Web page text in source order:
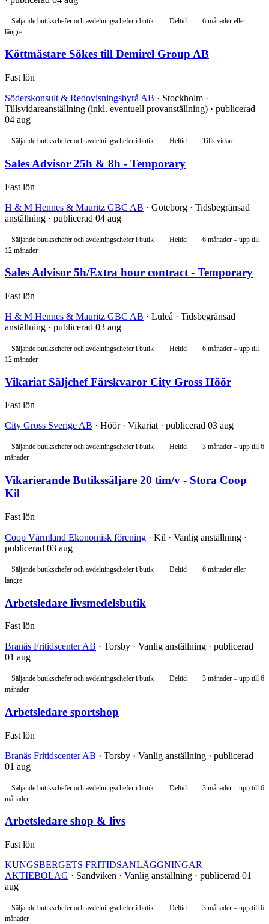
Säljande butikschefer och avdelningschefer i butik Deltid
6 månader eller
längre
Köttmästare Sökes till Demirel Group AB
Fast lön
Söderskonsult & Redovisningsbyrå AB · Stockholm ·
Tillsvidareanställning (inkl. eventuell provanställning) · publicerad
04 aug
Säljande butikschefer och avdelningschefer i butik Heltid Tills vidare
Sales Advisor 25h & 8h - Temporary
Fast lön
H & M Hennes & Mauritz GBC AB · Göteborg · Tidsbegränsad
anställning · publicerad 04 aug
Säljande butikschefer och avdelningschefer i butik Heltid
6 månader – upp till
12 månader
Sales Advisor 5h/Extra hour contract - Temporary
Fast lön
H & M Hennes & Mauritz GBC AB · Luleå · Tidsbegränsad
anställning · publicerad 03 aug
Säljande butikschefer och avdelningschefer i butik Heltid
6 månader – upp till
12 månader
Vikariat Säljchef Färskvaror City Gross Höör
Fast lön
City Gross Sverige AB · Höör · Vikariat · publicerad 03 aug
Säljande butikschefer och avdelningschefer i butik Heltid
3 månader – upp till 6
månader
Vikarierande Butikssäljare 20 tim/v - Stora Coop
Kil
Fast lön
Coop Värmland Ekonomisk förening · Kil · Vanlig anställning ·
publicerad 03 aug
Säljande butikschefer och avdelningschefer i butik Deltid
6 månader eller
längre
Arbetsledare livsmedelsbutik
Fast lön
Branäs Fritidscenter AB · Torsby · Vanlig anställning · publicerad
01 aug
Säljande butikschefer och avdelningschefer i butik Deltid
3 månader – upp till 6
månader
Arbetsledare sportshop
Fast lön
Branäs Fritidscenter AB · Torsby · Vanlig anställning · publicerad
01 aug
Säljande butikschefer och avdelningschefer i butik Deltid
3 månader – upp till 6
månader
Arbetsledare shop & livs
Fast lön
KUNGSBERGETS FRITIDSANLÄGGNINGAR
AKTIEBOLAG · Sandviken · Vanlig anställning · publicerad 01
aug
Säljande butikschefer och avdelningschefer i butik Deltid
3 månader – upp till 6
månader